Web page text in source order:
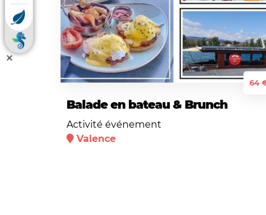
64
Balade en bateau & Brunch
Activité événement
Valence